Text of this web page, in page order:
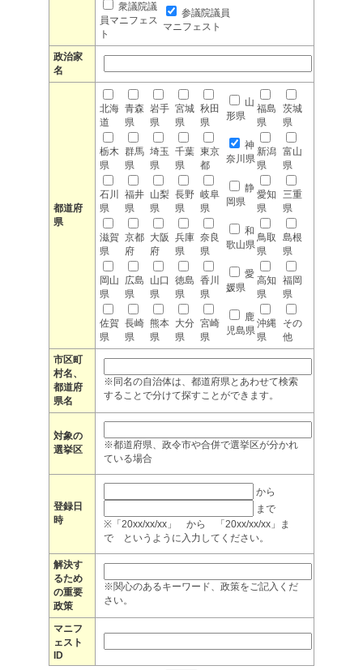
衆議院議
員マニフェス
ト
参議院議員
マニフェスト
政治家
名
都道府
県
北海
道
青森
県
岩手
県
宮城
県
秋田
県
山
形県
福島
県
茨城
県
栃木
県
群馬
県
埼玉
県
千葉
県
東京
都
神
奈川県
新潟
県
富山
県
石川
県
福井
県
山梨
県
長野
県
岐阜
県
静
岡県
愛知
県
三重
県
滋賀
県
京都
府
大阪
府
兵庫
県
奈良
県
和
歌山県
鳥取
県
島根
県
岡山
県
広島
県
山口
県
徳島
県
香川
県
愛
媛県
高知
県
福岡
県
佐賀
県
長崎
県
熊本
県
大分
県
宮崎
県
鹿
児島県
沖縄
県
その
他
市区町
村名、
都道府
県名
※同名の自治体は、都道府県とあわせて検索
することで分けて探すことができます。
対象の
選挙区
※都道府県、政令市や合併で選挙区が分かれ
ている場合
登録日
時
から
まで
※「20xx/xx/xx」 から 「20xx/xx/xx」ま
で というように入力してください。
解決す
るため
の重要
政策
※関心のあるキーワード、政策をご記入くだ
さい。
マニフ
ェスト
ID